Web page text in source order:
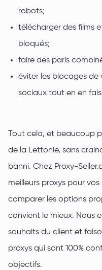
robots;
télécharger des films
bloqués;
faire des paris
éviter les blocages de
sociaux tout en en
Tout cela, et beaucoup
de la Lettonie, sans
banni. Chez Proxy-
meilleurs proxys pour
comparer les options
convient le mieux. Nous
souhaits du client et
proxys qui sont 100%
objectifs.